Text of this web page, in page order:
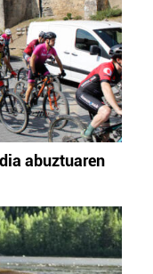
abuztuaren